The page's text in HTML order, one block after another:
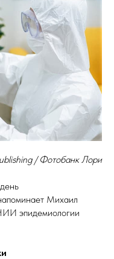
/ Фотобанк Лори
Михаил
эпидемиологии